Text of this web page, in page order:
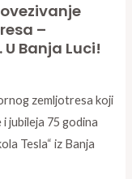
–
U Banja Luci!
zemljotresa koji
jubileja 75 godina
Tesla“ iz Banja